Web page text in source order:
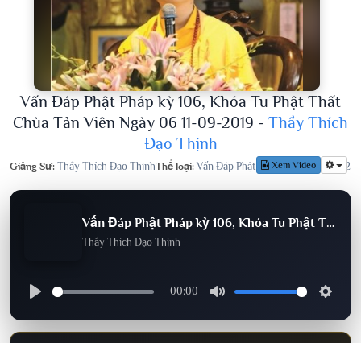
Vấn Đáp Phật Pháp kỳ 106, Khóa Tu Phật Thất
Chùa Tản Viên Ngày 06 11-09-2019 - Thầy Thích
Đạo Thịnh
Giảng Sư: Thầy Thích Đạo ThịnhThể loại: Vấn Đáp Phật PhápLượt nghe:842
Xem Video
Vấn Đáp Phật Pháp kỳ 106, Khóa Tu Phật Thất Chùa Tản Viên Ngày 06 11-09-2019
Thầy Thích Đạo Thịnh
00:00